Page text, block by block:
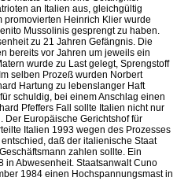
an Italien aus, gleichgültig
Heinrich Klier wurde
Mussolinis gesprengt zu haben.
zu 21 Jahren Gefängnis. Die
bereits vor Jahren um jeweils ein
wurde zu Last gelegt, Sprengstoff
selben Prozeß wurden Norbert
Hartung zu lebenslanger Haft
schuldig, bei einem Anschlag einen
Pfeffers Fall sollte Italien nicht nur
Europäische Gerichtshof für
Italien 1993 wegen des Prozesses
daß der italienische Staat
zahlen sollte. Ein
in Abwesenheit. Staatsanwalt Cuno
1984 einen Hochspannungsmast in